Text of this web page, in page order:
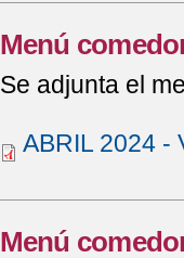
Menú
Se adjunta el
ABRIL 2024 -
Menú